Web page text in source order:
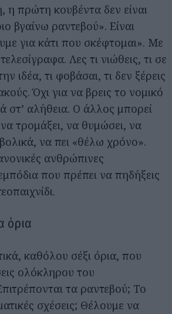
η πρώτη κουβέντα δεν είναι
βγαίνω ραντεβού». Είναι
για κάτι που σκέφτομαι». Με
Λες τι νιώθεις, τι σε
ιδέα, τι φοβάσαι, τι δεν ξέρεις
Όχι για να βρεις το νομικό
στ’ αλήθεια. Ο άλλος μπορεί
τρομάξει, να θυμώσει, να
να πει «θέλω χρόνο».
ανθρώπινες
που πρέπει να πηδήξεις
όρια
καθόλου σέξι όρια, που
ολόκληρου του
τα ραντεβού; Το
σχέσεις; Θέλουμε να